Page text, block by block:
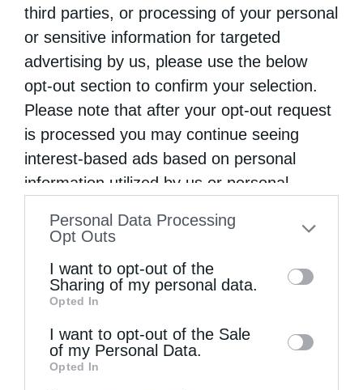
third parties, or processing of your personal
or sensitive information for targeted
advertising by us, please use the below
opt-out section to confirm your selection.
Please note that after your opt-out request
is processed you may continue seeing
interest-based ads based on personal
information utilized by us or personal
to your opt-out. You may separately opt-out
information by third parties on the IAB’s list
of downstream participants. This
information may also be disclosed by us to
third parties on theIAB’s List of
Downstream Participants
Personal Data Processing
Opt Outs
I want to opt-out of the
Sharing of my personal data.
Opted In
I want to opt-out of the Sale
of my Personal Data.
Opted In
Ψαλίδι στη γλώσσα
Άγιος Παΐσιος ο Αγιορείτης: Ἐχε εμπιστοσύνη στο
Θεό